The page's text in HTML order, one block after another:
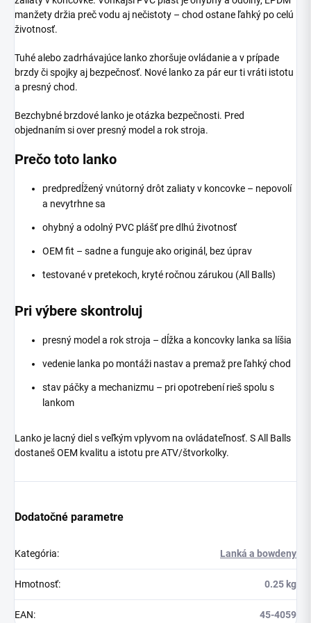
manžety držia preč vodu aj nečistoty – chod ostane ľahký po celú
životnosť.
Tuhé alebo zadrhávajúce lanko zhoršuje ovládanie a v prípade
brzdy či spojky aj bezpečnosť. Nové lanko za pár eur ti vráti istotu
a presný chod.
Bezchybné brzdové lanko je otázka bezpečnosti. Pred
objednaním si over presný model a rok stroja.
Prečo toto lanko
predpredĺžený vnútorný drôt zaliaty v koncovke – nepovolí
a nevytrhne sa
ohybný a odolný PVC plášť pre dlhú životnosť
OEM fit – sadne a funguje ako originál, bez úprav
testované v pretekoch, kryté ročnou zárukou (All Balls)
Pri výbere skontroluj
presný model a rok stroja – dĺžka a koncovky lanka sa líšia
vedenie lanka po montáži nastav a premaž pre ľahký chod
stav páčky a mechanizmu – pri opotrebení rieš spolu s
lankom
Lanko je lacný diel s veľkým vplyvom na ovládateľnosť. S All Balls
dostaneš OEM kvalitu a istotu pre ATV/štvorkolky.
Dodatočné parametre
Kategória: Lanká a bowdeny
Hmotnosť: 0.25 kg
EAN: 45-4059